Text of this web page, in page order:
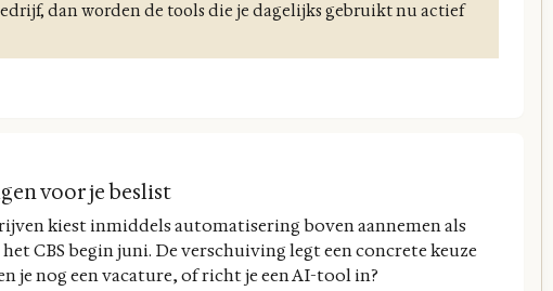
dan worden de tools die je dagelijks gebruikt nu actief
voor je beslist
kiest inmiddels automatisering boven aannemen als
CBS begin juni. De verschuiving legt een concrete keuze
je nog een vacature, of richt je een AI-tool in?